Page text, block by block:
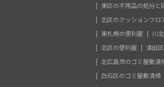
東区の不用品の処分と
北区のクッションフロ
東札幌の便利屋
川
北区の便利屋
清田
北広島市のゴミ屋敷清
白石区のゴミ屋敷清掃